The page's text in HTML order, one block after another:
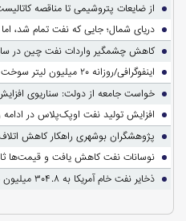
از ضایعات پتروشیمی تا مناقصه
دریای شمال؛ جایی که نفت تمام شد،
کاهش چشمگیر واردات نفت چین در
اینفوگرافی/روزانه ۲۰ میلیون لیتر سوخت در کشور قاچاق می‌شود
خواست جامعه از دولت: سناریوی
افزایش تولید نفت اوپک‌پلاس در
پژوهشگران بوشهری راهکار کاهش اتلاف
نوسانات نفت کاهش یافت و قیمت‌ها
ذخایر نفت خام آمریکا به ۳۰۴.۸ میلیون بشکه رسید